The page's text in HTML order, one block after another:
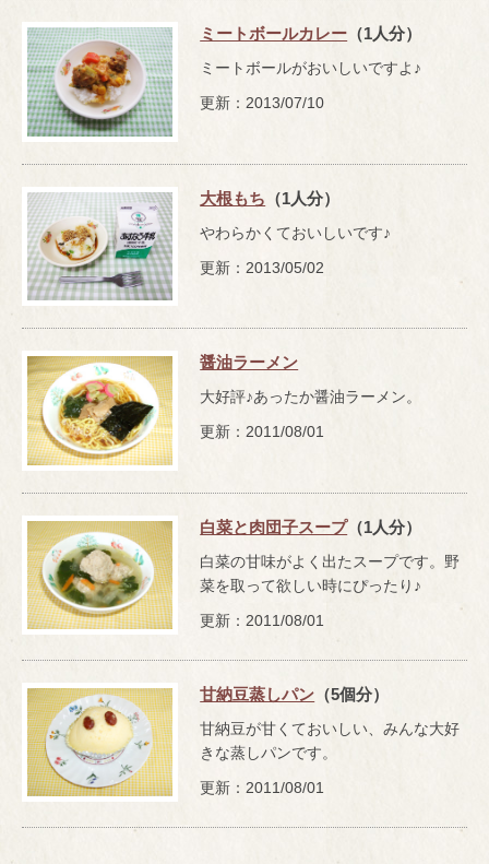
ミートボールカレー （1人分）
ミートボールがおいしいですよ♪
更新：2013/07/10
大根もち （1人分）
やわらかくておいしいです♪
更新：2013/05/02
醤油ラーメン
大好評♪あったか醤油ラーメン。
更新：2011/08/01
白菜と肉団子スープ（1人分）
白菜の甘味がよく出たスープです。野
菜を取って欲しい時にぴったり♪
更新：2011/08/01
甘納豆蒸しパン （5個分）
甘納豆が甘くておいしい、みんな大好
きな蒸しパンです。
更新：2011/08/01